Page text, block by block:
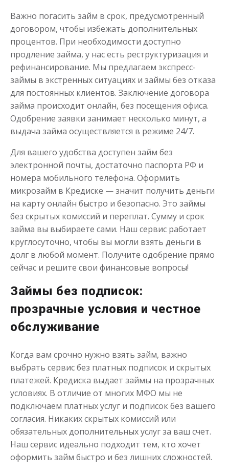
Деньги до зарплаты
Сумма до50 000₽
Срок от 1до 21 дня
Получить
Важно погасить займ в срок, предусмотренный
договором, чтобы избежать дополнительных
процентов. При необходимости доступно
продление займа, у нас есть реструктуризация и
рефинансирование. Мы предлагаем экспресс-
займы в экстренных ситуациях и займы без отказа
для постоянных клиентов. Заключение договора
займа происходит онлайн, без посещения офиса.
Одобрение заявки занимает несколько минут, а
выдача займа осуществляется в режиме 24/7.
Для вашего удобства доступен займ без
электронной почты, достаточно паспорта РФ и
номера мобильного телефона. Оформить
микрозайм в Кредиске — значит получить деньги
на карту онлайн быстро и безопасно. Это займы
без скрытых комиссий и переплат. Сумму и срок
займа вы выбираете сами. Наш сервис работает
круглосуточно, чтобы вы могли взять деньги в
долг в любой момент. Получите одобрение прямо
сейчас и решите свои финансовые вопросы!
Займы без подписок:
прозрачные условия и честное
обслуживание
Когда вам срочно нужно взять займ, важно
выбрать сервис без платных подписок и скрытых
платежей. Кредиска выдает займы на прозрачных
условиях. В отличие от многих МФО мы не
подключаем платных услуг и подписок без вашего
согласия. Никаких скрытых комиссий или
обязательных дополнительных услуг за ваш счет.
Наш сервис идеально подходит тем, кто хочет
оформить займ быстро и без лишних сложностей.